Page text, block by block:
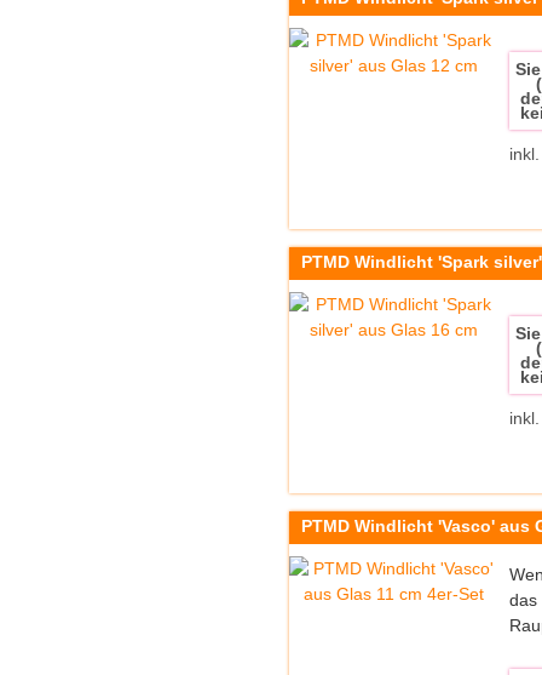
PTMD Windlicht 'Spark
PTMD Windlicht 'Vasco' aus
das